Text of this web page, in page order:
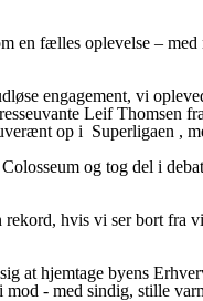
en fælles oplevelse –
engagement, vi
Leif Thomsen
op i Superligaen ,
og tog del i
hvis vi ser bort fra
at hjemtage byens
- med sindig, stille